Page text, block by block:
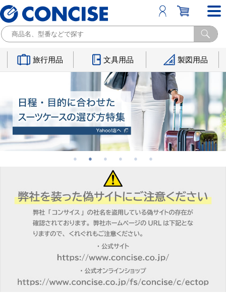
旅行用品 文具用品 製図用品